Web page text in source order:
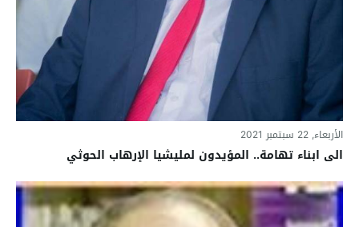
الأربعاء, 22 سبتمبر 2021
الى ابناء تهامة.. المؤيدون لمليشيا الإرهاب الحوثي